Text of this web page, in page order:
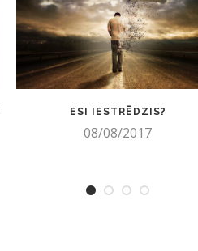
ESI IESTRĒDZIS?
08/08/2017